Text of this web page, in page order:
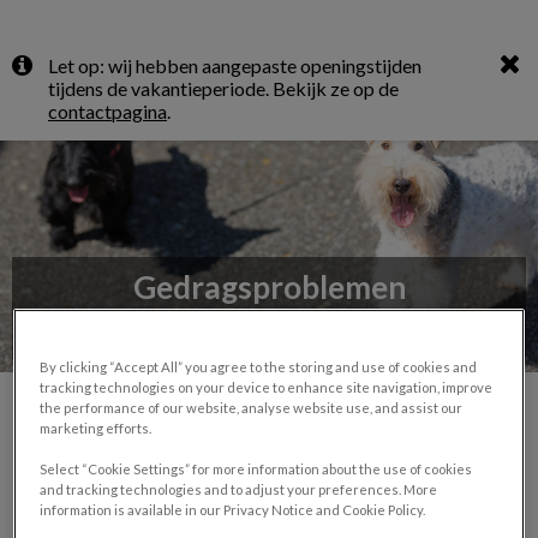
ZoekLet op: wij hebben aangepaste openingstijden
tijdens de vakantieperiode. Bekijk ze op de
contactpagina.
Gedragsproblemen
By clicking “Accept All” you agree to the storing and use of cookies and
tracking technologies on your device to enhance site navigation, improve
the performance of our website, analyse website use, and assist our
marketing efforts.
Select “Cookie Settings” for more information about the use of cookies
and tracking technologies and to adjust your preferences. More
information is available in our Privacy Notice and Cookie Policy.